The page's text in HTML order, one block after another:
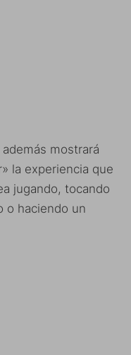
mostrará
la experiencia que
jugando, tocando
o haciendo un